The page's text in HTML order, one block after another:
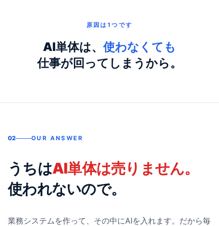
原因は1つです
AI単体は、使わなくても
仕事が回ってしまうから。
02 OUR ANSWER
うちはAI単体は売りません。
使われないので。
業務システムを作って、その中にAIを入れます。だから毎